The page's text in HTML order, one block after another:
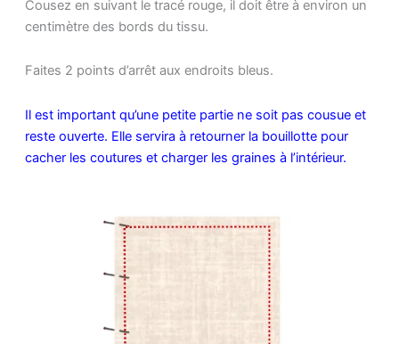
Cousez en suivant le tracé rouge, il doit être à environ un
centimètre des bords du tissu.
Faites 2 points d’arrêt aux endroits bleus.
Il est important qu’une petite partie ne soit pas cousue et
reste ouverte. Elle servira à retourner la bouillotte pour
cacher les coutures et charger les graines à l’intérieur.